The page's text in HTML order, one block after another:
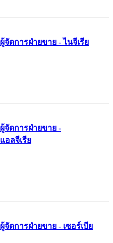
ผู้จัดการฝ่ายขาย - ไนจีเรีย
ผู้จัดการฝ่ายขาย -
แอลจีเรีย
ผู้จัดการฝ่ายขาย - เซอร์เบีย